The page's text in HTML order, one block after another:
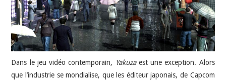
AUTRES
SOMMAIRE
A PROPOS
Dans le jeu vidéo contemporain, Yakuzaest une exception. Alors
que l’industrie se mondialise, que les éditeur japonais, de Capcom